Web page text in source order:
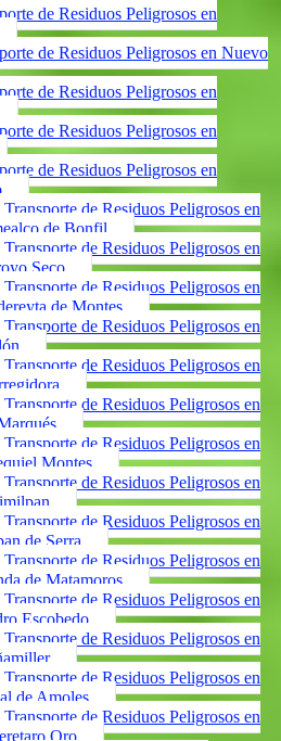
de Residuos Peligrosos en
de Residuos Peligrosos en Nuevo
de Residuos Peligrosos en
de Residuos Peligrosos en
de Residuos Peligrosos en
Transporte de Residuos Peligrosos en
de Bonfil
Transporte de Residuos Peligrosos en
Seco
Transporte de Residuos Peligrosos en
de Montes
Transporte de Residuos Peligrosos en
Transporte de Residuos Peligrosos en
Transporte de Residuos Peligrosos en
Transporte de Residuos Peligrosos en
Montes
Transporte de Residuos Peligrosos en
Transporte de Residuos Peligrosos en
de Serra
Transporte de Residuos Peligrosos en
de Matamoros
Transporte de Residuos Peligrosos en
Escobedo
Transporte de Residuos Peligrosos en
Transporte de Residuos Peligrosos en
de Amoles
Transporte de Residuos Peligrosos en
Qro